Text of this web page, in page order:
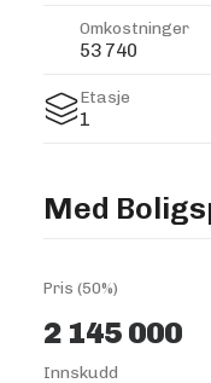
Omkostninger
53 740
Etasje
1
Med
Pris (50%)
2 145 000
Innskudd